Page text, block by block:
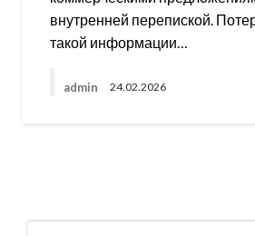
внутренней перепиской.
такой информации…
admin 24.02.2026